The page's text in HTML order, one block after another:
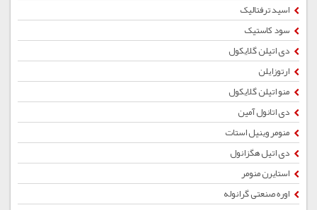
اسید ترفتالیک
سود کاستیک
دی اتیلن گلایکول
ارتوزایلن
منو اتیلن گلایکول
دی اتانول آمین
منومر وینیل استات
دی اتیل هگزانول
استایرن منومر
اوره صنعتی گرانوله